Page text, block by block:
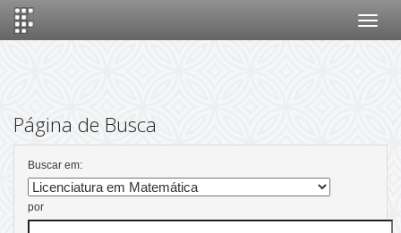
Página de Busca
Buscar em:
por